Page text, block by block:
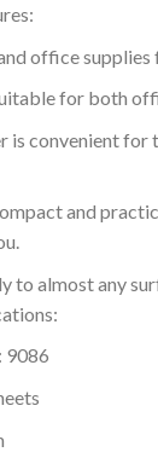
office supplies
for both
is convenient
and
to almost any
9086